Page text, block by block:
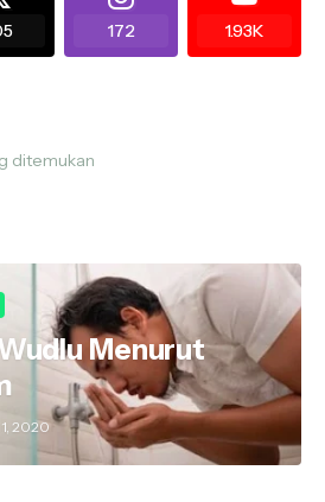
172 1.93K
ditemukan
Menurut
2020